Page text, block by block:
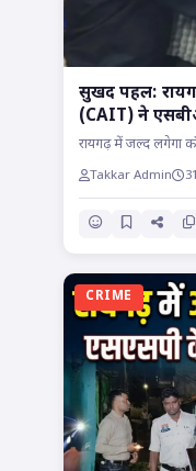
सुखद पहल:
(CAIT) ने
रखा प्रस्ताव!!
रायगढ़ में जल्द लगेगा
Takkar Admin
CRIME